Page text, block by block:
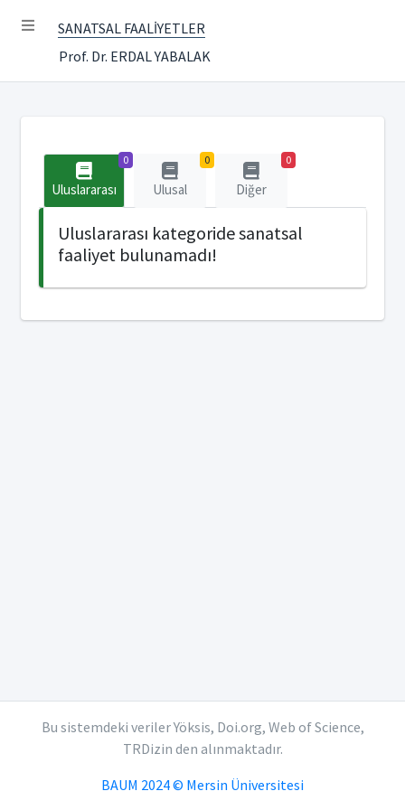
SANATSAL FAALİYETLER
Prof. Dr. ERDAL YABALAK
0
Uluslararası
0
Ulusal
0
Diğer
Uluslararası kategoride sanatsal
faaliyet bulunamadı!
Bu sistemdeki veriler Yöksis, Doi.org, Web of Science,
TRDizin den alınmaktadır.
BAUM 2024 © Mersin Üniversitesi